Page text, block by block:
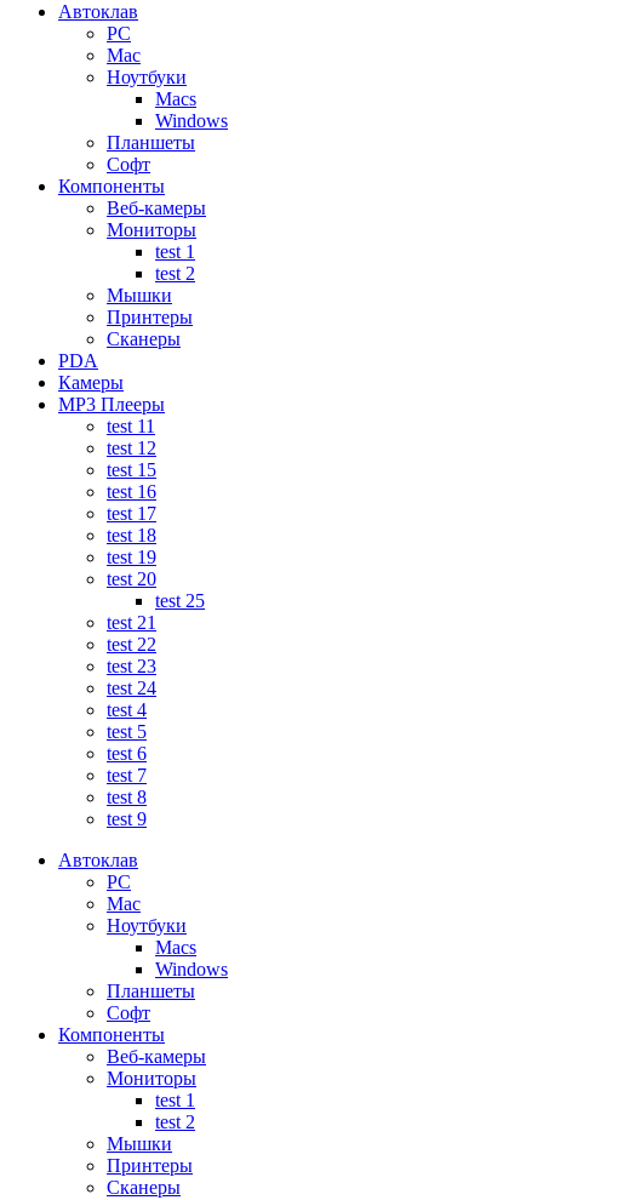
Автоклав
PC
Mac
Ноутбуки
Macs
Windows
Планшеты
Софт
Компоненты
Веб-камеры
Мониторы
test 1
test 2
Мышки
Принтеры
Сканеры
PDA
Камеры
MP3 Плееры
test 11
test 12
test 15
test 16
test 17
test 18
test 19
test 20
test 25
test 21
test 22
test 23
test 24
test 4
test 5
test 6
test 7
test 8
test 9
Автоклав
PC
Mac
Ноутбуки
Macs
Windows
Планшеты
Софт
Компоненты
Веб-камеры
Мониторы
test 1
test 2
Мышки
Принтеры
Сканеры